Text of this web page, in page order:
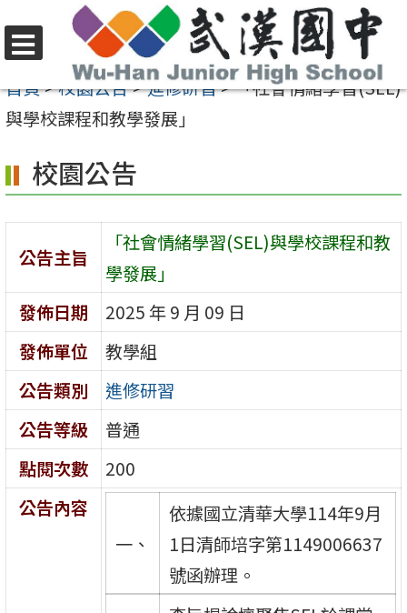
至
要
容
區
選
單
首頁>校園公告>進修研習>「社會情緒學習(SEL)
與學校課程和教學發展」
校園公告
公告主旨
「社會情緒學習(SEL)與學校課程和教
學發展」
發佈日期
2025 年 9 月 09 日
發佈單位
教學組
公告類別
進修研習
公告等級
普通
點閱次數
200
公告內容
一、
依據國立清華大學114年9月
1日清師培字第1149006637
號函辦理。